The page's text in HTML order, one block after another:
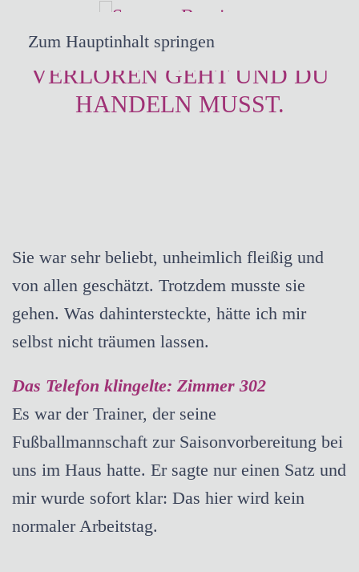
Zum Hauptinhalt springen
WENN VERTRAUEN
VERLOREN GEHT UND DU
HANDELN MUSST.
Sie war sehr beliebt, unheimlich fleißig und
von allen geschätzt. Trotzdem musste sie
gehen. Was dahintersteckte, hätte ich mir
selbst nicht träumen lassen.
Das Telefon klingelte: Zimmer 302
Es war der Trainer, der seine
Fußballmannschaft zur Saisonvorbereitung bei
uns im Haus hatte. Er sagte nur einen Satz und
mir wurde sofort klar: Das hier wird kein
normaler Arbeitstag.